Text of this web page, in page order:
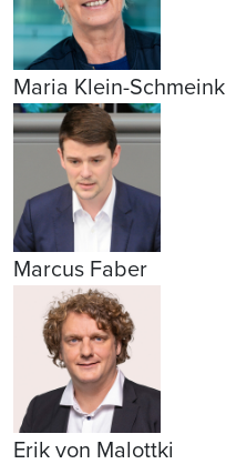
Maria Klein-Schmeink
Marcus Faber
Erik von Malottki